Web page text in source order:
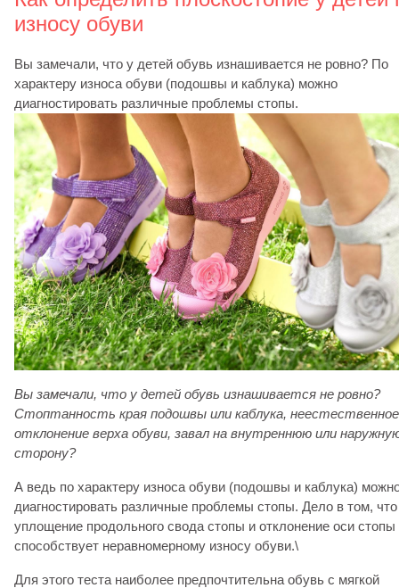
износу обуви
Вы замечали, что у детей обувь изнашивается не ровно? По
характеру износа обуви (подошвы и каблука) можно
диагностировать различные проблемы стопы.
Вы замечали, что у детей обувь изнашивается не ровно?
Стоптанность края подошвы или каблука, неестественное
отклонение верха обуви, завал на внутреннюю или
сторону?
А ведь по характеру износа обуви (подошвы и каблука)
диагностировать различные проблемы стопы. Дело в том, что
уплощение продольного свода стопы и отклонение оси стопы
способствует неравномерному износу обуви.\
Для этого теста наиболее предпочтительна обувь с мягкой